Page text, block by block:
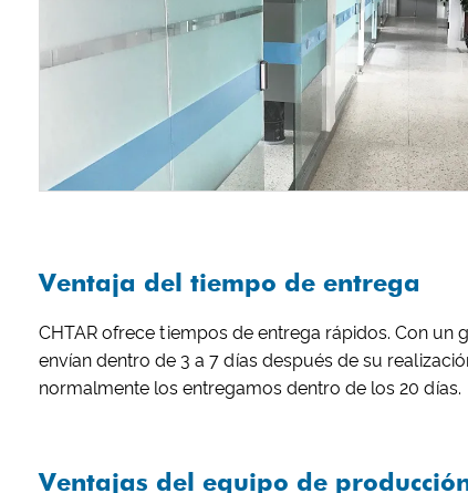
Ventaja del tiempo de entrega
CHTAR ofrece tiempos de entrega rápidos. Con
envían dentro de 3 a 7 días después de su
normalmente los entregamos dentro de los 20 días.
Ventajas del equipo de